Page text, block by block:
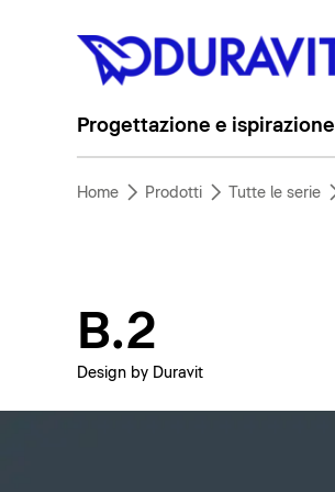
Progettazione e ispirazione
Home Prodotti Tutte le serie
B.2
Design by Duravit